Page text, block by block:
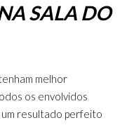
SALA DO
melhor
os envolvidos
resultado perfeito